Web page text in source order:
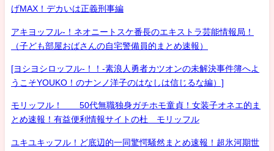
げMAX！デカいは正義刑事編
アキヨッフル-！ネオニートスケ番長のエキストラ芸能情報局！
（子ども部屋おばさんの自宅警備員的まとめ速報）
[ヨシヨシロッフル-！！-素浪人勇者カツオンの未解決事件簿へよ
うこそYOUKO！のナンノ洋子のはなしは信じるな編）]
モリッフル！ 50代無職独身ガチホモ童貞！女装子オネエ的ま
とめ速報！有益便利情報サイトの杜 モリッフル
ユキユキッフル！ど底辺的一同驚愕騒然まとめ速報！超氷河期世